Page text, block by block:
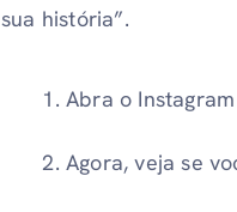
sua história”.
Abra o
Agora, veja se